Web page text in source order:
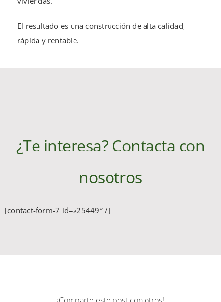
El resultado es una construcción dealta calidad,
rápida y rentable.
¿Te interesa? Contacta con
nosotros
[contact-form-7 id=»25449″ /]